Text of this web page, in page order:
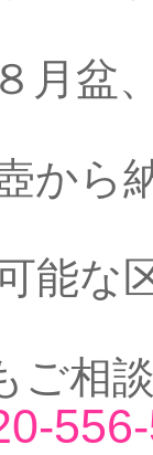
月盆
から
能な
ご相